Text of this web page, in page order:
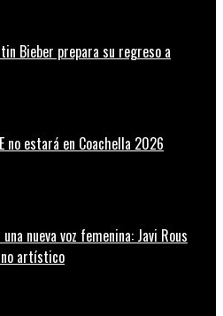
Bieber prepara su regreso a
no estará en Coachella 2026
nueva voz femenina: Javi Rous
artístico